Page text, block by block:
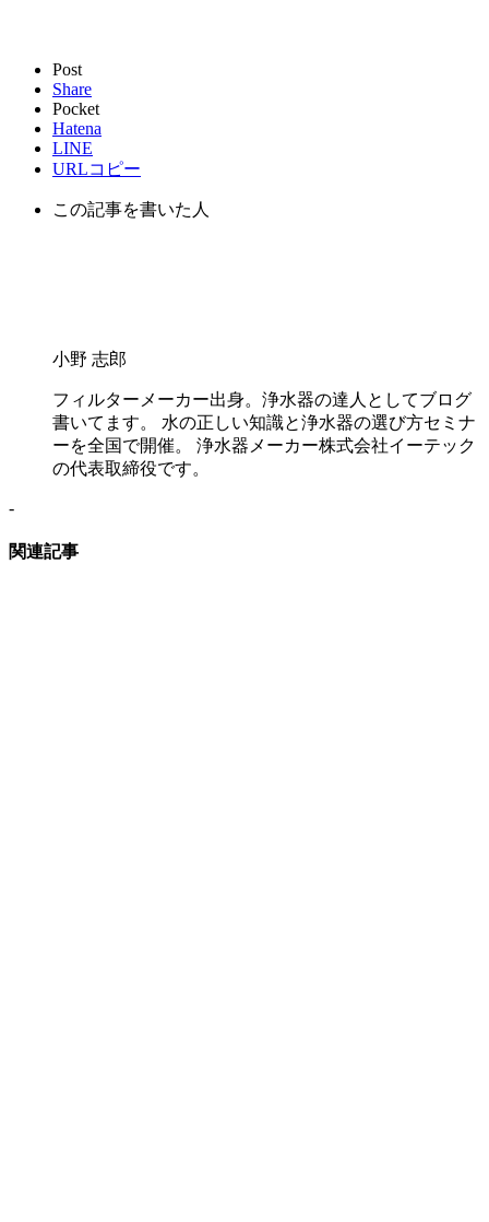
Post
Share
Pocket
Hatena
LINE
URLコピー
この記事を書いた人
小野 志郎
フィルターメーカー出身。浄水器の達人としてブログ
書いてます。 水の正しい知識と浄水器の選び方セミナ
ーを全国で開催。 浄水器メーカー株式会社イーテック
の代表取締役です。
-
関連記事